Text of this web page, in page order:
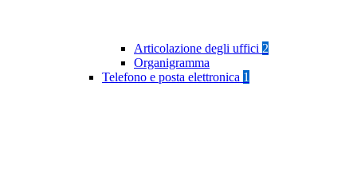
Articolazione degli uffici 2
Organigramma
Telefono e posta elettronica 1